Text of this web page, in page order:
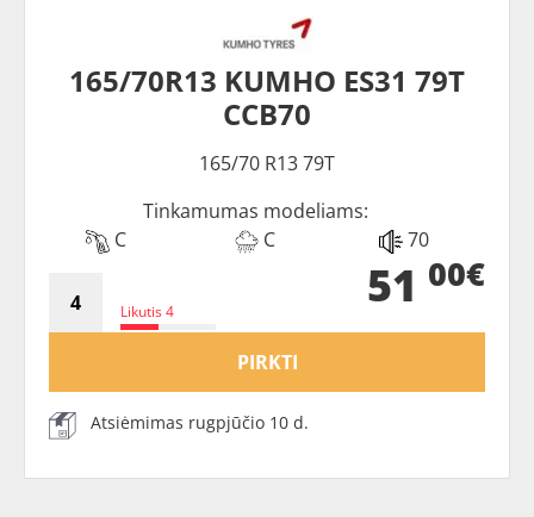
165/70R13 KUMHO ES31 79T
CCB70
165/70 R13 79T
Tinkamumas modeliams:
C
C 70
Likutis 4 51 00€
PIRKTI
Atsiėmimas rugpjūčio 10 d.